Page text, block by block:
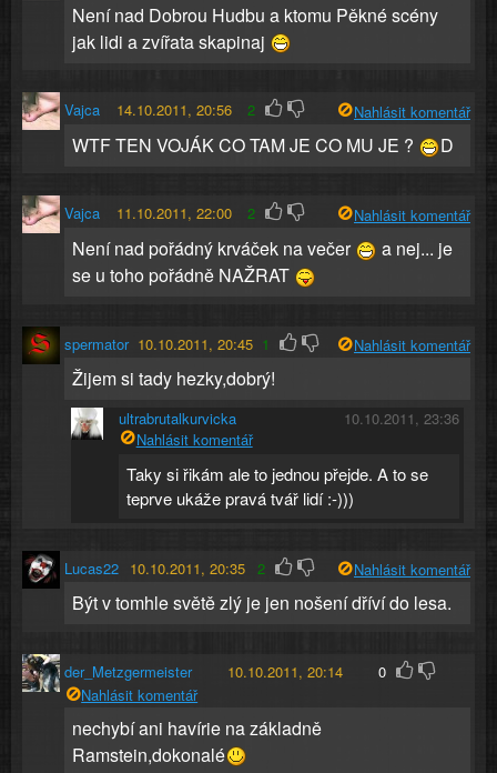
Není nad Dobrou Hudbu a ktomu Pěkné scény
jak lidi a zvířata skapinaj
Vajca 14.10.2011, 20:56 2 Nahlásit komentář
WTF TEN VOJÁK CO TAM JE CO MU JE ? D
Vajca 11.10.2011, 22:00 2 Nahlásit komentář
Není nad pořádný krváček na večer
a nej... je
se u toho pořádně NAŽRAT
spermator 10.10.2011, 20:45 1 Nahlásit komentář
Žijem si tady hezky,dobrý!
ultrabrutalkurvicka
10.10.2011, 23:36
Nahlásit komentář
Taky si řikám ale to jednou přejde. A to se
teprve ukáže pravá tvář lidí :-)))
Lucas22 10.10.2011, 20:35 2 Nahlásit komentář
Být v tomhle světě zlý je jen nošení dříví do lesa.
der_Metzgermeister 10.10.2011, 20:14
0
Nahlásit komentář
nechybí ani havírie na základně
Ramstein,dokonalé